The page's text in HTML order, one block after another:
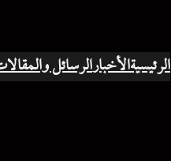
الرئيسيةالأخبارالرسائل